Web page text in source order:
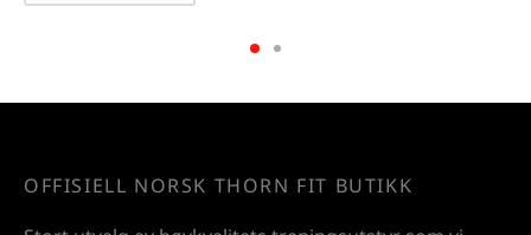
OFFISIELL NORSK THORN FIT BUTIKK